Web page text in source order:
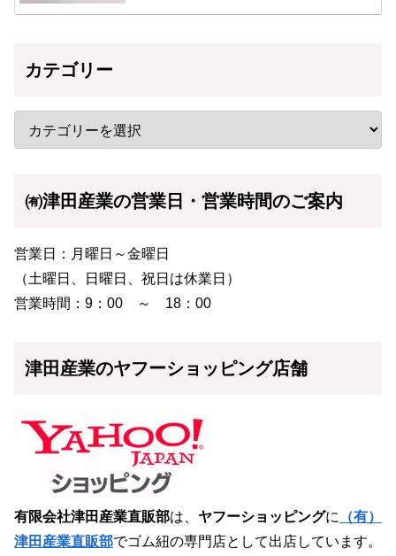
カテゴリー
㈲津田産業の営業日・営業時間のご案内
営業日：月曜日～金曜日
（土曜日、日曜日、祝日は休業日）
営業時間：9：00 ～ 18：00
津田産業のヤフーショッピング店舗
有限会社津田産業直販部は、 ヤフーショッピングに
（有）
津田産業直販部でゴム紐の専門店として出店しています。